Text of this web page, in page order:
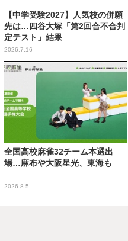
【中学受験2027】人気校の併願
先は…四谷大塚「第2回合不合判
定テスト」結果
2026.7.16
全国高校麻雀32チーム本選出
場…麻布や大阪星光、東海も
2026.8.5